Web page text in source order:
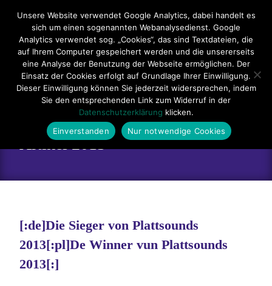
Impressum Datenschutzerklärung
Teilnahmebedingungen
Sitemap
Kontakt
Artikel 2013
[:de]Die Sieger von Plattsounds
2013[:pl]De Winner vun Plattsounds
2013[:]
Hauptmenü
Unsere Website verwendet Google Analytics, dabei handelt es
sich um einen sogenannten Webanalysedienst. Google
Analytics verwendet sog. „Cookies“, das sind Textdateien, die
auf Ihrem Computer gespeichert werden und die unsererseits
eine Analyse der Benutzung der Webseite ermöglichen. Der
Einsatz der Cookies erfolgt auf Grundlage Ihrer Einwilligung.
Dieser Einwilligung können Sie jederzeit widersprechen, indem
Sie den entsprechenden Link zum Widerruf in der
Datenschutzerklärung klicken.
Einverstanden
Nur notwendige Cookies